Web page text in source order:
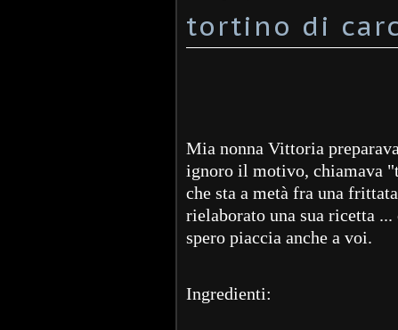
tortino di
Mia nonna Vittoria
ignoro il motivo, chiamava
che sta a metà fra una
rielaborato una sua ricetta ...
spero piaccia anche a voi.
Ingredienti: